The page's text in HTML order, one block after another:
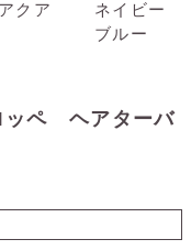
アクア
ネイビー
ブルー
ッペ ヘアターバ